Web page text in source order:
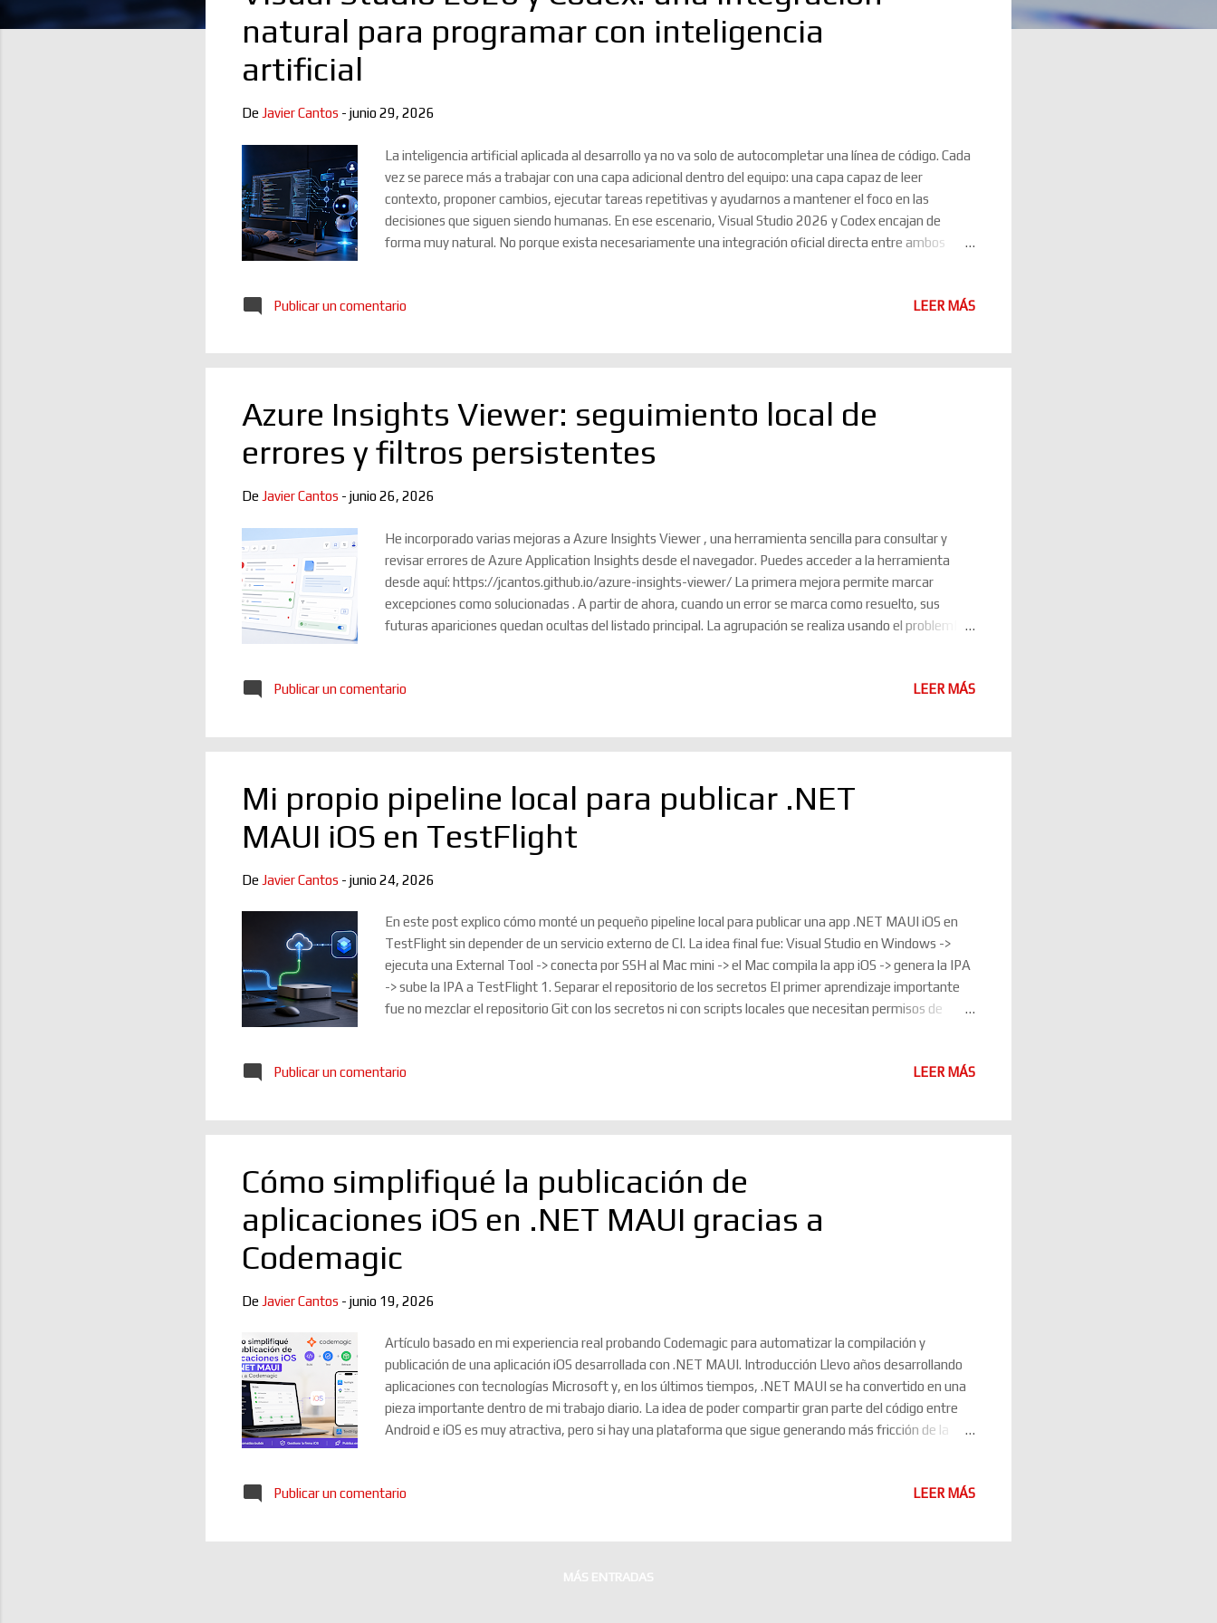
natural para programar con inteligencia
artificial
De Javier Cantos - junio 29, 2026
La inteligencia artificial aplicada al desarrollo ya no va solo de autocompletar una línea de código. Cada
vez se parece más a trabajar con una capa adicional dentro del equipo: una capa capaz de leer
contexto, proponer cambios, ejecutar tareas repetitivas y ayudarnos a mantener el foco en las
decisiones que siguen siendo humanas. En ese escenario, Visual Studio 2026 y Codex encajan de
forma muy natural. No porque exista necesariamente una integración oficial directa entre ambos
coordinamos trabajo. El IDE como centro de operaciones Microsoft presentó Visual Studio 2026
flujo de desarrollo, mejoras de rendimiento y una interfaz más moderna. Lo interesante no es solo que
haya más IA...
Publicar un comentario LEER MÁS
Azure Insights Viewer: seguimiento local de
errores y filtros persistentes
De Javier Cantos - junio 26, 2026
He incorporado varias mejoras a Azure Insights Viewer , una herramienta sencilla para consultar y
revisar errores de Azure Application Insights desde el navegador. Puedes acceder a la herramienta
desde aquí: https://jcantos.github.io/azure-insights-viewer/ La primera mejora permite marcar
excepciones como solucionadas . A partir de ahora, cuando un error se marca como resuelto, sus
futuras apariciones quedan ocultas del listado principal. La agrupación se realiza usando el problemId
excepción se puede escribir una nota libre, útil para dejar contexto como causa detectada, despliegue
navegador mediante localStorage , sin necesidad de backend ni base de datos. Esto ...
Publicar un comentario LEER MÁS
Mi propio pipeline local para publicar .NET
MAUI iOS en TestFlight
De Javier Cantos - junio 24, 2026
En este post explico cómo monté un pequeño pipeline local para publicar una app .NET MAUI iOS en
TestFlight sin depender de un servicio externo de CI. La idea final fue: Visual Studio en Windows ->
ejecuta una External Tool -> conecta por SSH al Mac mini -> el Mac compila la app iOS -> genera la IPA
-> sube la IPA a TestFlight 1. Separar el repositorio de los secretos El primer aprendizaje importante
fue no mezclar el repositorio Git con los secretos ni con scripts locales que necesitan permisos de
p /Users/usuario/LocalMagic/secrets mkdir -p /Users/usuario/LocalMagic/logs 2. Preparar los
AuthKey_XXXXXXXXXX.p8 AppStore_Profile.mobileprovis...
Publicar un comentario LEER MÁS
Cómo simplifiqué la publicación de
aplicaciones iOS en .NET MAUI gracias a
Codemagic
De Javier Cantos - junio 19, 2026
Artículo basado en mi experiencia real probando Codemagic para automatizar la compilación y
publicación de una aplicación iOS desarrollada con .NET MAUI. Introducción Llevo años desarrollando
aplicaciones con tecnologías Microsoft y, en los últimos tiempos, .NET MAUI se ha convertido en una
pieza importante dentro de mi trabajo diario. La idea de poder compartir gran parte del código entre
Android e iOS es muy atractiva, pero si hay una plataforma que sigue generando más fricción de la
convertirse fácilmente en una cadena de pequeños obstáculos. Hace unos días decidí probar
positiva. Tanto, que me ha hecho replantearme por completo cómo quiero gestionar las publicaciones
Publicar un comentario LEER MÁS
MÁS ENTRADAS